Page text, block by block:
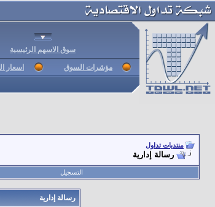
سوق الاسهم الرئيسية
مؤشرات السوق اسعار
منتديات تداول
رسالة إدارية
التسجيل
رسالة إدارية